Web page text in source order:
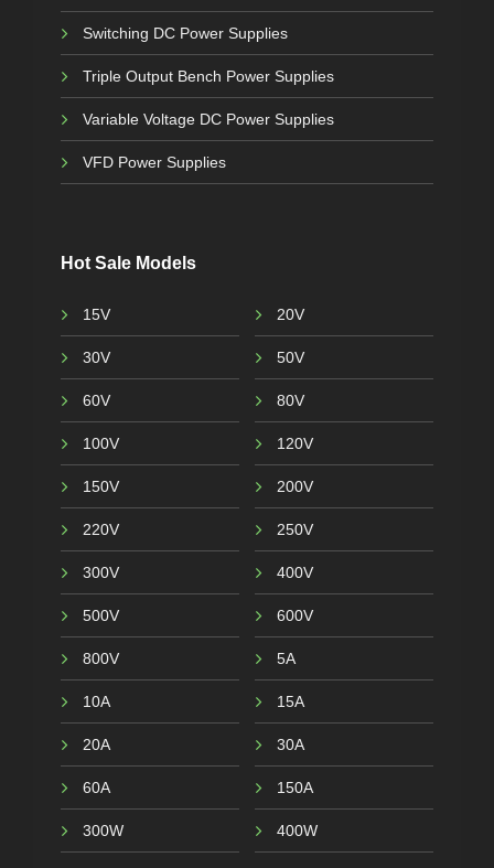
Switching DC Power Supplies
Triple Output Bench Power Supplies
Variable Voltage DC Power Supplies
VFD Power Supplies
Hot Sale Models
15V 20V
30V 50V
60V 80V
100V 120V
150V 200V
220V 250V
300V 400V
500V 600V
800V 5A
10A 15A
20A 30A
60A 150A
300W 400W